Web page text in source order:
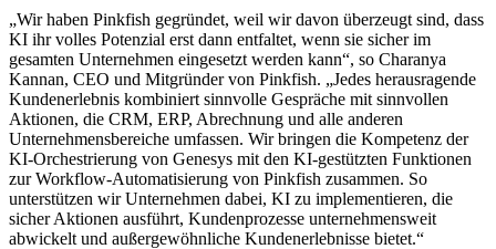
„Wir haben Pinkfish gegründet, weil wir davon überzeugt sind, dass
KI ihr volles Potenzial erst dann entfaltet, wenn sie sicher im
gesamten Unternehmen eingesetzt werden kann“, so Charanya
Kannan, CEO und Mitgründer von Pinkfish. „Jedes herausragende
Kundenerlebnis kombiniert sinnvolle Gespräche mit sinnvollen
Aktionen, die CRM, ERP, Abrechnung und alle anderen
Unternehmensbereiche umfassen. Wir bringen die Kompetenz der
KI-Orchestrierung von Genesys mit den KI-gestützten Funktionen
zur Workflow-Automatisierung von Pinkfish zusammen. So
unterstützen wir Unternehmen dabei, KI zu implementieren, die
sicher Aktionen ausführt, Kundenprozesse unternehmensweit
abwickelt und außergewöhnliche Kundenerlebnisse bietet.“